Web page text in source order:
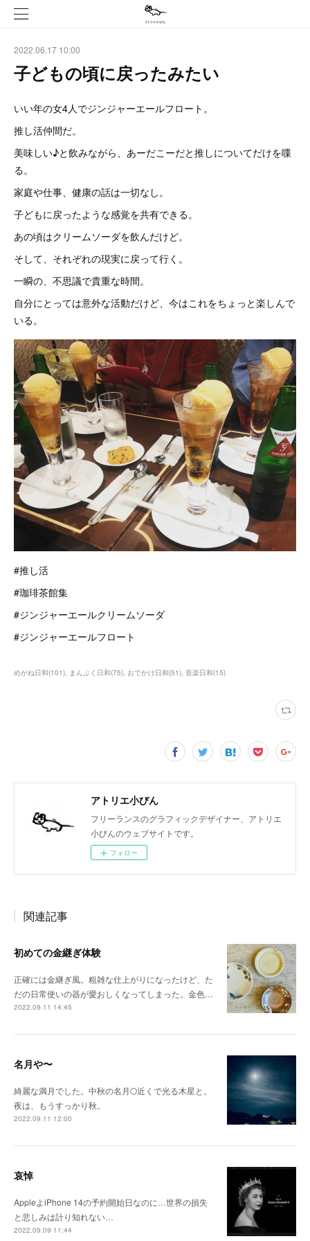
2022.06.17 10:00
子どもの頃に戻ったみたい
いい年の女4人でジンジャーエールフロート。
推し活仲間だ。
美味しい♪と飲みながら、あーだこーだと推しについてだけを喋
る。
家庭や仕事、健康の話は一切なし。
子どもに戻ったような感覚を共有できる。
あの頃はクリームソーダを飲んだけど。
そして、それぞれの現実に戻って行く。
一瞬の、不思議で貴重な時間。
自分にとっては意外な活動だけど、今はこれをちょっと楽しんで
いる。
#推し活
#珈琲茶館集
#ジンジャーエールクリームソーダ
#ジンジャーエールフロート
めがね日和(101) まんぷく日和(75) おでかけ日和(51) 音楽日和(15)
アトリエ小びん
フリーランスのグラフィックデザイナー、アトリエ
小びんのウェブサイトです。
フォロー
関連記事
初めての金継ぎ体験
正確には金継ぎ風。粗雑な仕上がりになったけど、た
だの日常使いの器が愛おしくなってしまった。金色…
2022.09.11 14:45
名月や〜
綺麗な満月でした。中秋の名月🌕近くで光る木星と。
夜は、もうすっかり秋。
2022.09.11 12:00
哀悼
AppleよiPhone 14の予約開始日なのに…世界の損失
と悲しみは計り知れない…
2022.09.09 11:44